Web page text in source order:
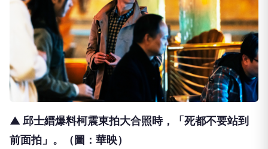
▲ 邱士縉爆料柯震東拍大合照時，「死都不要站到
前面拍」。（圖：華映）